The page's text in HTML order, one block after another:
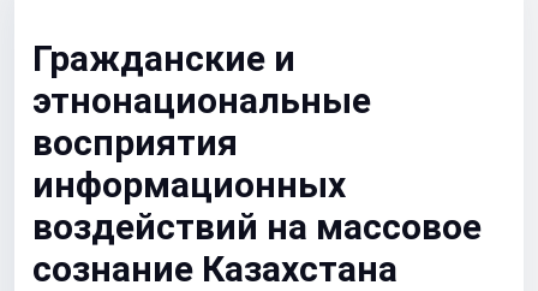
Объявления
Гражданские и
этнонациональные
восприятия
информационных
воздействий на массовое
сознание Казахстана